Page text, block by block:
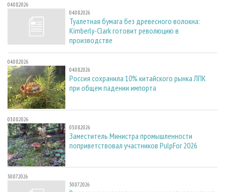
04.08.2026
04.08.2026
Туалетная бумага без древесного волокна:
Kimberly-Clark готовит революцию в
производстве
04.08.2026
04.08.2026
Россия сохранила 10% китайского рынка ЛПК
при общем падении импорта
03.08.2026
03.08.2026
Заместитель Министра промышленности
поприветствовал участников PulpFor 2026
30.07.2026
30.07.2026